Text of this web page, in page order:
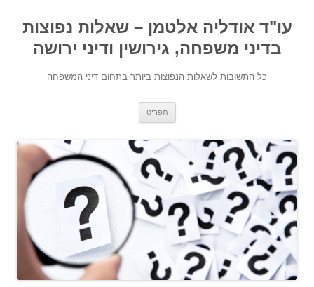
עו"ד אודליה אלטמן – שאלות נפוצות
בדיני משפחה, גירושין ודיני ירושה
כל התשובות לשאלות הנפוצות ביותר בתחום דיני המשפחה
תפריט